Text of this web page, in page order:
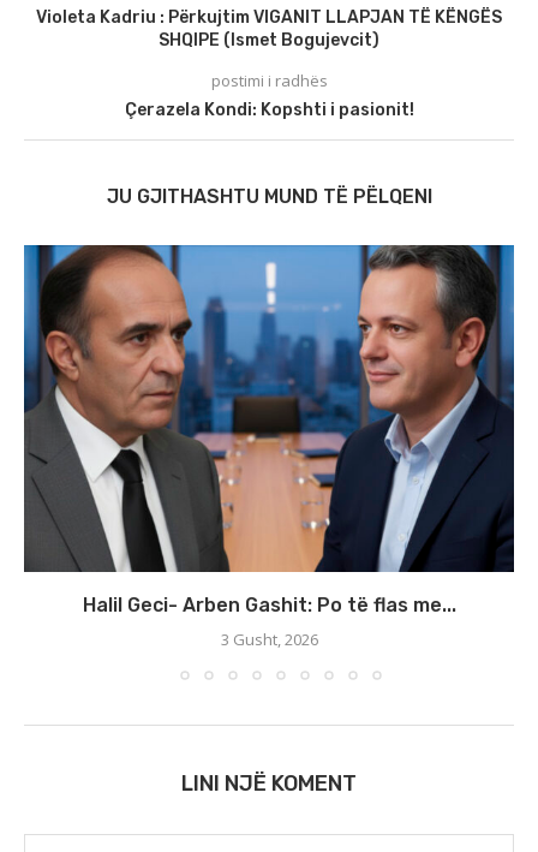
Violeta Kadriu : Përkujtim VIGANIT LLAPJAN TË KËNGËS
SHQIPE (Ismet Bogujevcit)
postimi i radhës
Çerazela Kondi: Kopshti i pasionit!
JU GJITHASHTU MUND TË PËLQENI
Halil Geci- Arben Gashit: Po të flas me...
3 Gusht, 2026
LINI NJË KOMENT